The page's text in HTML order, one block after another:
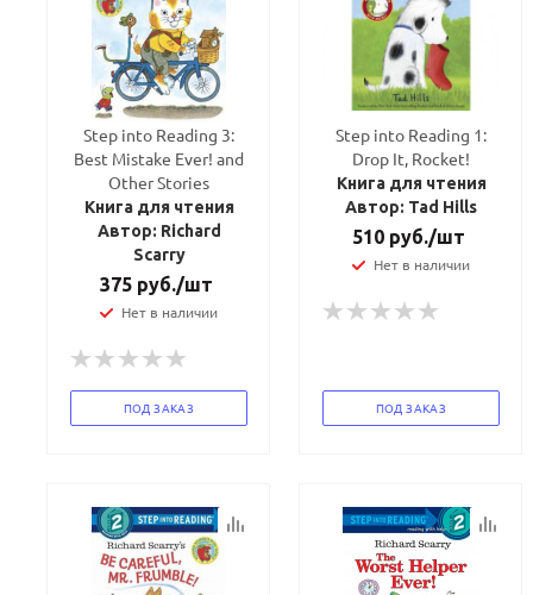
Step into Reading 3:
Best Mistake Ever! and
Other Stories
Книга для чтения
Автор: Richard
Scarry
375 руб./шт
Нет в наличии
ПОД ЗАКАЗ
Step into Reading 1:
Drop It, Rocket!
Книга для чтения
Автор: Tad Hills
510 руб./шт
Нет в наличии
ПОД ЗАКАЗ